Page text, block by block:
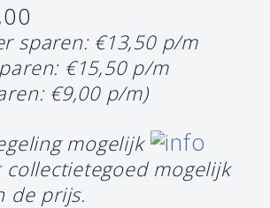
sparen: €13,50 p/m
€15,50 p/m
€9,00 p/m)
mogelijk
collectietegoed mogelijk
de prijs.